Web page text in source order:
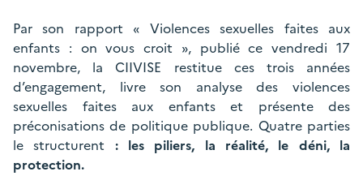
Par son rapport « Violences sexuelles faites aux
enfants : on vous croit », publié ce vendredi 17
novembre, la CIIVISE restitue ces trois années
d’engagement, livre son analyse des violences
sexuelles faites aux enfants et présente des
préconisations de politique publique. Quatre parties
le structurent : les piliers, la réalité, le déni, la
protection.